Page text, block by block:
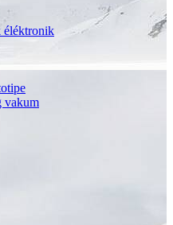
éléktronik
vakum